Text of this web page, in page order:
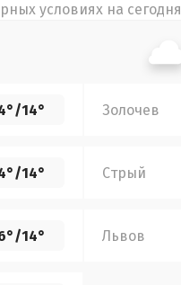
условиях на сегодня
/14° Золочев
/14° Стрый
/14° Львов